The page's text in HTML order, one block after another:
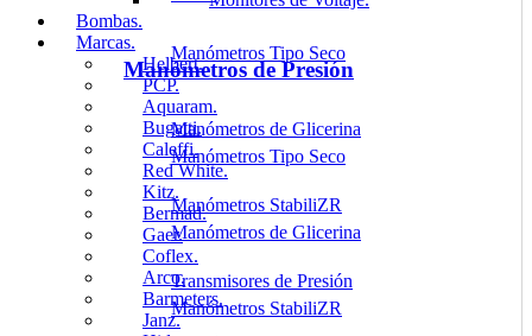
Manómetros de Presión
Manómetros Tipo Seco
Manómetros de Glicerina
Manómetros StabiliZR
Manómetros Tipo Seco
Manómetros de Glicerina
Manómetros StabiliZR
Transmisores de Presión
Bombas.
Marcas.
Helbert.
PCP.
Aquaram.
Bugatti.
Caleffi.
Red White.
Kitz.
Bermad.
Gaer.
Coflex.
Arco.
Barmeters.
Janz.